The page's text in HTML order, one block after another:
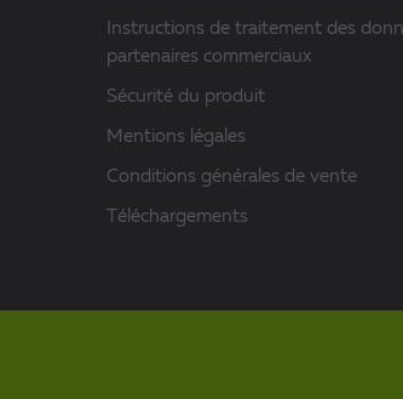
Instructions de traitement des
partenaires commerciaux
Sécurité du produit
Mentions légales
Conditions générales de vente
Téléchargements